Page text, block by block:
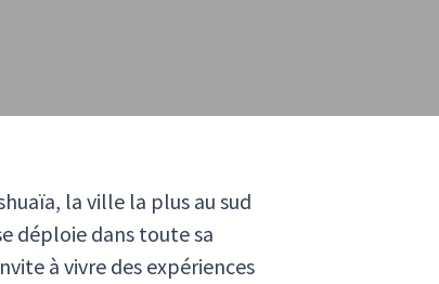
la ville la plus au sud
déploie dans toute sa
à vivre des expériences